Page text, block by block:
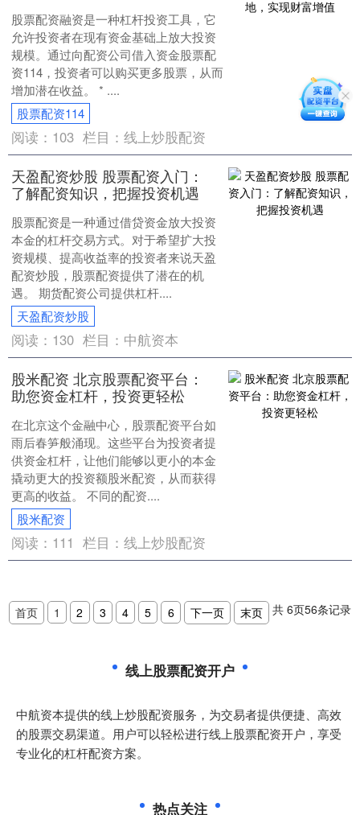
股票配资融资是一种杠杆投资工具，它
允许投资者在现有资金基础上放大投资
规模。通过向配资公司借入资金股票配
资114，投资者可以购买更多股票，从而
增加潜在收益。 * ....
股票配资114
阅读： 103 栏目：线上炒股配资
天盈配资炒股 股票配资入门：
了解配资知识，把握投资机遇
股票配资是一种通过借贷资金放大投资
本金的杠杆交易方式。对于希望扩大投
资规模、提高收益率的投资者来说天盈
配资炒股，股票配资提供了潜在的机
遇。 期货配资公司提供杠杆....
天盈配资炒股
阅读： 130 栏目： 中航资本
股米配资 北京股票配资平台：
助您资金杠杆，投资更轻松
在北京这个金融中心，股票配资平台如
雨后春笋般涌现。这些平台为投资者提
供资金杠杆，让他们能够以更小的本金
撬动更大的投资额股米配资，从而获得
更高的收益。 不同的配资....
股米配资
阅读： 111 栏目：线上炒股配资
首页 1 2 3 4 5 6 下一页 末页 共6页56条记录
线上股票配资开户
中航资本提供的线上炒股配资服务，为交易者提供便捷、高效
的股票交易渠道。用户可以轻松进行线上股票配资开户，享受
专业化的杠杆配资方案。
热点关注